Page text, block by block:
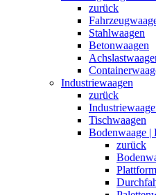
zurück
Stahlwaagen
Betonwaagen
Industriewaagen
zurück
Tischwaagen
Bodenwaage |
zurück